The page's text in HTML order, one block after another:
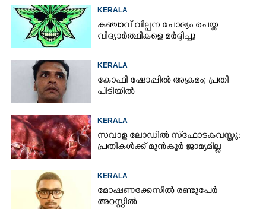
KERALA
കഞ്ചാവ് വില്പന ചോദ്യം ചെയ്ത
വിദ്യാർത്ഥികളെ മർദ്ദിച്ചു
KERALA
കോഫി ഷോപ്പിൽ അക്രമം; പ്രതി
പിടിയിൽ
KERALA
സവാള ലോഡിൽ സ്ഫോടകവസ്തു:
പ്രതികൾക്ക് മുൻകൂർ ജാമ്യമില്ല
KERALA
മോഷണക്കേസിൽ രണ്ടുപേർ
അറസ്റ്റിൽ